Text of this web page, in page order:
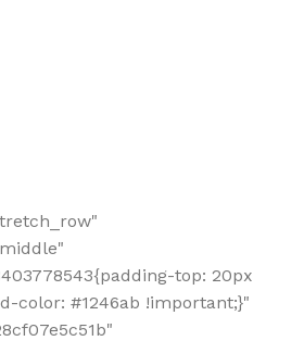
top: 20px
color: #1246ab !important;}"